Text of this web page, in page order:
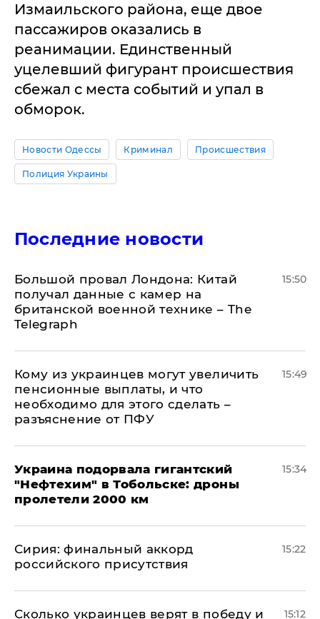
Измаильского района, еще двое
пассажиров оказались в
реанимации. Единственный
уцелевший фигурант происшествия
сбежал с места событий и упал в
обморок.
Новости Одессы Криминал Происшествия
Полиция Украины
Последние новости
Большой провал Лондона: Китай
получал данные с камер на
британской военной технике – The
Telegraph
15:50
Кому из украинцев могут увеличить
пенсионные выплаты, и что
необходимо для этого сделать –
разъяснение от ПФУ
15:49
Украина подорвала гигантский
"Нефтехим" в Тобольске: дроны
пролетели 2000 км
15:34
​Сирия: финальный аккорд
российского присутствия
15:22
Сколько украинцев верят в победу и 15:12